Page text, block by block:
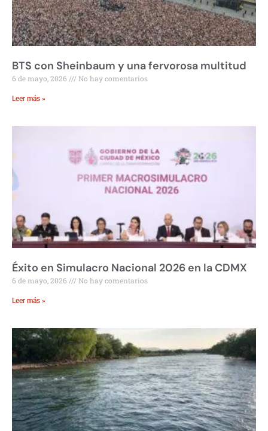
BTS con Sheinbaum y una fervorosa multitud
6 de mayo, 2026 No hay comentarios
Leer más »
Éxito en Simulacro Nacional 2026 en la CDMX
6 de mayo, 2026 No hay comentarios
Leer más »